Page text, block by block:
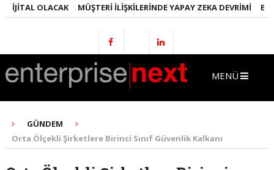
OLACAK MÜŞTERI İLIŞKILERINDE YAPAY ZEKA DEVRIMI
MENÜ
GÜNDEM
Orta Ölçekli Şirketlere Birinci Sınıf Güvenlik Kalkanı